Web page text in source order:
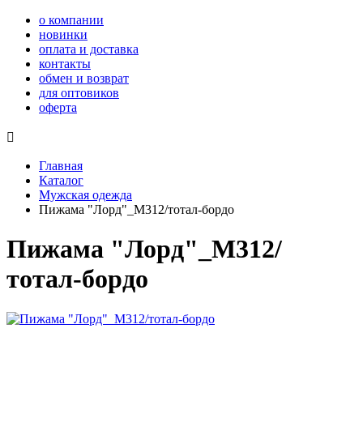
о компании
новинки
оплата и доставка
контакты
обмен и возврат
для оптовиков
оферта

Главная
Каталог
Мужская одежда
Пижама "Лорд"_М312/тотал-бордо
Пижама "Лорд"_М312/
тотал-бордо